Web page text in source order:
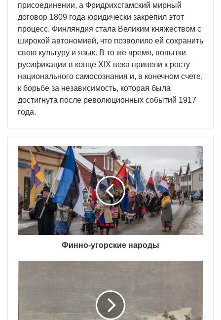
присоединении, а Фридрихсгамский мирный
договор 1809 года юридически закрепил этот
процесс. Финляндия стала Великим княжеством с
широкой автономией, что позволило ей сохранить
свою культуру и язык. В то же время, попытки
русификации в конце XIX века привели к росту
национального самосознания и, в конечном счете,
к борьбе за независимость, которая была
достигнута после революционных событий 1917
года.
Финно-угорские народы